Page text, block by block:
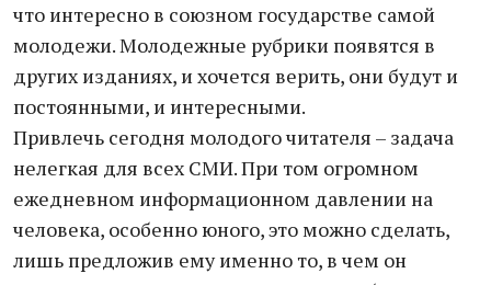
что интересно в союзном государстве самой
молодежи. Молодежные рубрики появятся в
других изданиях, и хочется верить, они будут и
постоянными, и интересными.
Привлечь сегодня молодого читателя – задача
нелегкая для всех СМИ. При том огромном
ежедневном информационном давлении на
человека, особенно юного, это можно сделать,
лишь предложив ему именно то, в чем он